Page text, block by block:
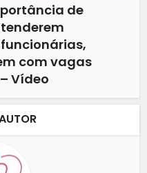
de
com vagas
Vídeo